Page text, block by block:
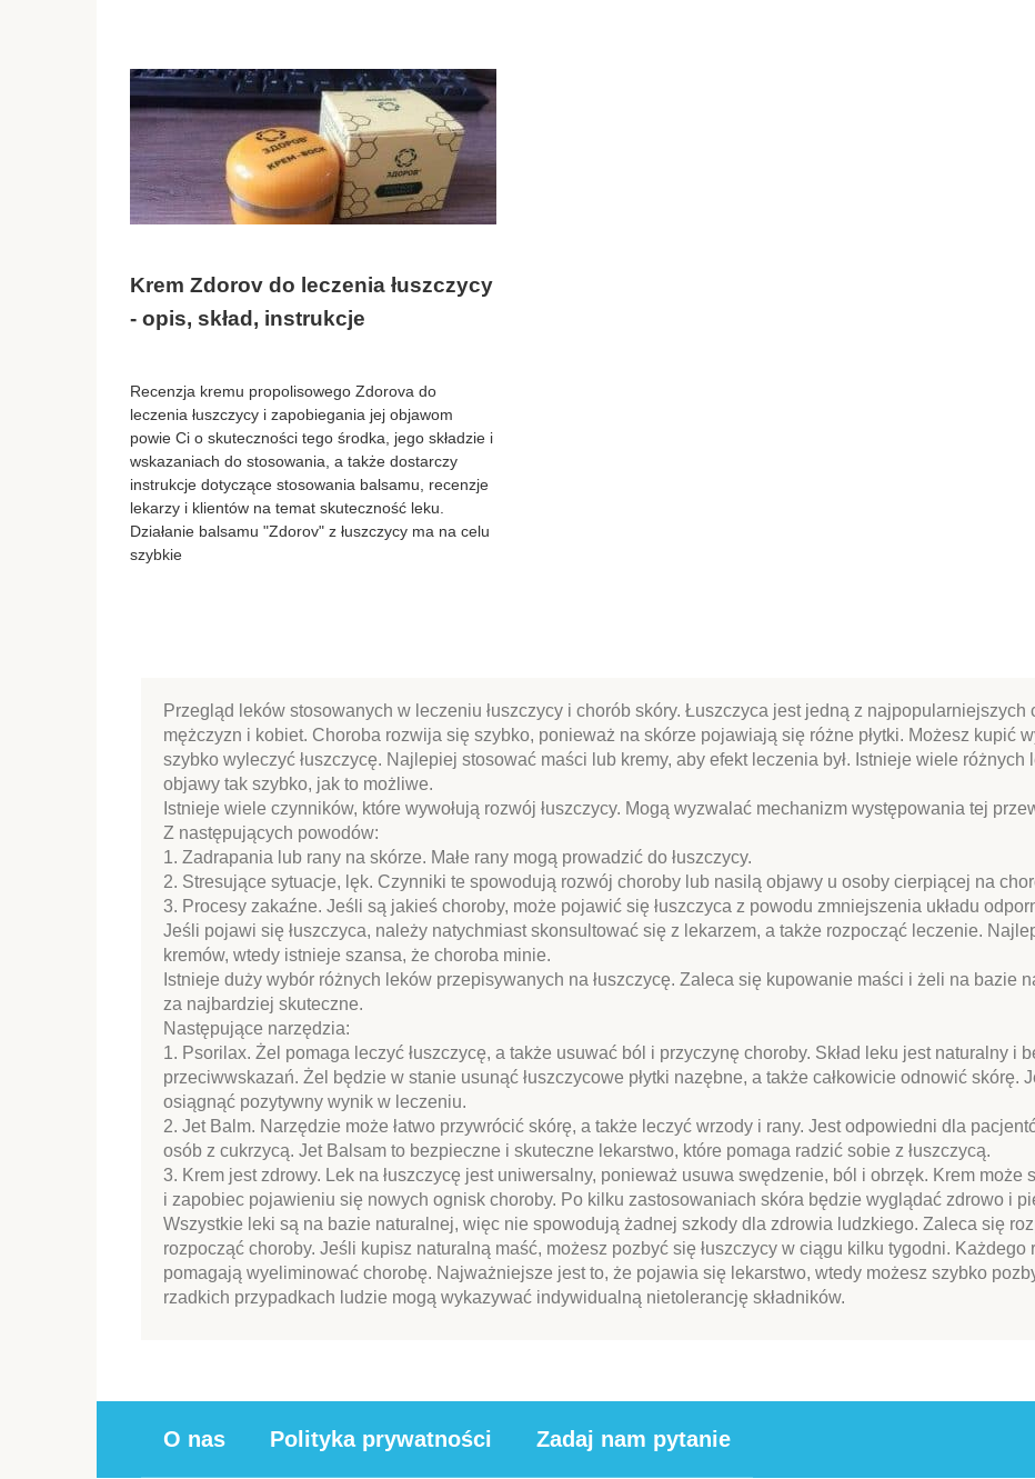
Krem Zdorov do leczenia łuszczycy
- opis, skład, instrukcje
Recenzja kremu propolisowego Zdorova do
leczenia łuszczycy i zapobiegania jej objawom
powie Ci o skuteczności tego środka, jego składzie i
wskazaniach do stosowania, a także dostarczy
instrukcje dotyczące stosowania balsamu, recenzje
lekarzy i klientów na temat skuteczność leku.
Działanie balsamu "Zdorov" z łuszczycy ma na celu
szybkie
Przegląd leków stosowanych w leczeniu łuszczycy i chorób skóry. Łuszczyca jest jedną z najpopularniejszych
mężczyzn i kobiet. Choroba rozwija się szybko, ponieważ na skórze pojawiają się różne płytki. Możesz kupić
szybko wyleczyć łuszczycę. Najlepiej stosować maści lub kremy, aby efekt leczenia był. Istnieje wiele różnych
objawy tak szybko, jak to możliwe.
Istnieje wiele czynników, które wywołują rozwój łuszczycy. Mogą wyzwalać mechanizm występowania tej
Z następujących powodów:
1. Zadrapania lub rany na skórze. Małe rany mogą prowadzić do łuszczycy.
2. Stresujące sytuacje, lęk. Czynniki te spowodują rozwój choroby lub nasilą objawy u osoby cierpiącej na
3. Procesy zakaźne. Jeśli są jakieś choroby, może pojawić się łuszczyca z powodu zmniejszenia układu
Jeśli pojawi się łuszczyca, należy natychmiast skonsultować się z lekarzem, a także rozpocząć leczenie.
kremów, wtedy istnieje szansa, że ​​choroba minie.
Istnieje duży wybór różnych leków przepisywanych na łuszczycę. Zaleca się kupowanie maści i żeli na bazie
za najbardziej skuteczne.
Następujące narzędzia:
1. Psorilax. Żel pomaga leczyć łuszczycę, a także usuwać ból i przyczynę choroby. Skład leku jest naturalny i
przeciwwskazań. Żel będzie w stanie usunąć łuszczycowe płytki nazębne, a także całkowicie odnowić skórę.
osiągnąć pozytywny wynik w leczeniu.
2. Jet Balm. Narzędzie może łatwo przywrócić skórę, a także leczyć wrzody i rany. Jest odpowiedni dla
osób z cukrzycą. Jet Balsam to bezpieczne i skuteczne lekarstwo, które pomaga radzić sobie z łuszczycą.
3. Krem jest zdrowy. Lek na łuszczycę jest uniwersalny, ponieważ usuwa swędzenie, ból i obrzęk. Krem może
i zapobiec pojawieniu się nowych ognisk choroby. Po kilku zastosowaniach skóra będzie wyglądać zdrowo i
Wszystkie leki są na bazie naturalnej, więc nie spowodują żadnej szkody dla zdrowia ludzkiego. Zaleca się
rozpocząć choroby. Jeśli kupisz naturalną maść, możesz pozbyć się łuszczycy w ciągu kilku tygodni.
pomagają wyeliminować chorobę. Najważniejsze jest to, że pojawia się lekarstwo, wtedy możesz szybko
rzadkich przypadkach ludzie mogą wykazywać indywidualną nietolerancję składników.
O nas Polityka prywatności Zadaj nam pytanie